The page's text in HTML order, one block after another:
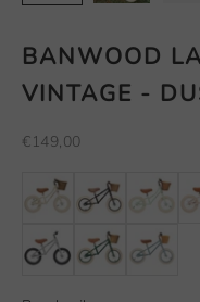
BANWOOD
VINTAGE -
Angebot
€149,00